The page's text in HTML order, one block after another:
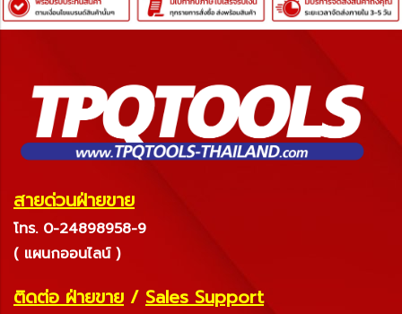
สายด่วนฝ่ายขาย
โทร. 0-24898958-9
( แผนกออนไลน์ )
ติดต่อ ฝ่ายขาย / Sales Support